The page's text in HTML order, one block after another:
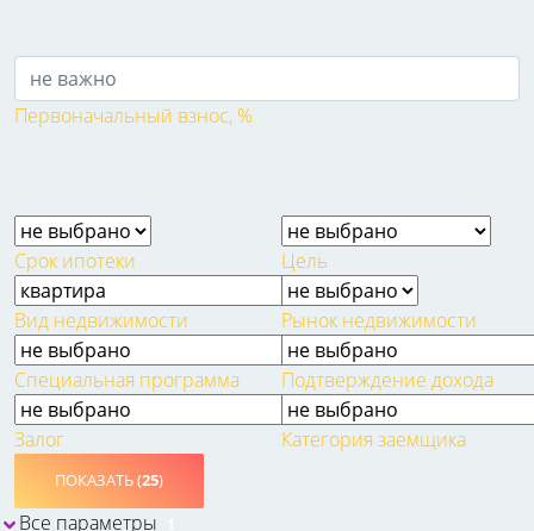
Первоначальный взнос, %
Срок ипотеки Цель
Вид недвижимости Рынок недвижимости
Специальная программа Подтверждение дохода
Залог Категория заемщика
ПОКАЗАТЬ (25)
Все параметры